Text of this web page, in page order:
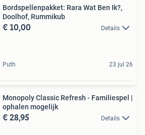
Bordspellenpakket: Rara Wat Ben Ik?,
Doolhof, Rummikub
€ 10,00 Details
Puth 23 jul 26
Monopoly Classic Refresh - Familiespel |
ophalen mogelijk
€ 28,95 Details